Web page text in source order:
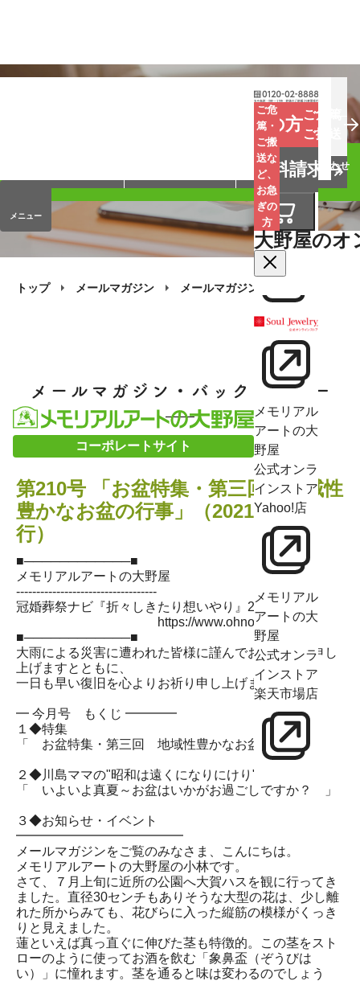
コーポレートサイト
ご危
篤・
ご搬
送な
ど、
お急
ぎの
方
お急ぎの方ご危篤
ご搬送
資料請求
大野屋のオ
メモリアル
アートの大
野屋
公式オンラ
インストア
Yahoo!店
メモリアル
アートの大
野屋
公式オンラ
インストア
楽天市場店
メニュー
会員サービス
お問い合わせ
トップ メールマガジン メールマガジン・バックナンバー
第210号 「お盆特集・第三回 地域性
豊かなお盆の行事」（2021/7/26発
行）
■────────────■
メモリアルアートの大野屋
-----------------------------------
冠婚葬祭ナビ『折々しきたり想いやり』2021/7/26
https://www.ohnoya.co.jp
■────────────■
大雨による災害に遭われた皆様に謹んでお見舞いを申し
上げますとともに、
一日も早い復旧を心よりお祈り申し上げます。
━ 今月号 もくじ ━━━━
１◆特集
「 お盆特集・第三回 地域性豊かなお盆の行事」
２◆川島ママの"昭和は遠くになりにけり"
「 いよいよ真夏～お盆はいかがお過ごしですか？ 」
３◆お知らせ・イベント
━━━━━━━━━━━━━
メールマガジンをご覧のみなさま、こんにちは。
メモリアルアートの大野屋の小林です。
さて、７月上旬に近所の公園へ大賀ハスを観に行ってき
ました。直径30センチもありそうな大型の花は、少し離
れた所からみても、花びらに入った縦筋の模様がくっき
りと見えました。
蓮といえば真っ直ぐに伸びた茎も特徴的。この茎をスト
ローのように使ってお酒を飲む「象鼻盃（ぞうびは
い）」に憧れます。茎を通ると味は変わるのでしょう